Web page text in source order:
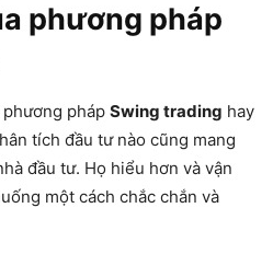
phương pháp
pháp Swing trading hay
tích đầu tư nào cũng mang
đầu tư. Họ hiểu hơn và vận
một cách chắc chắn và